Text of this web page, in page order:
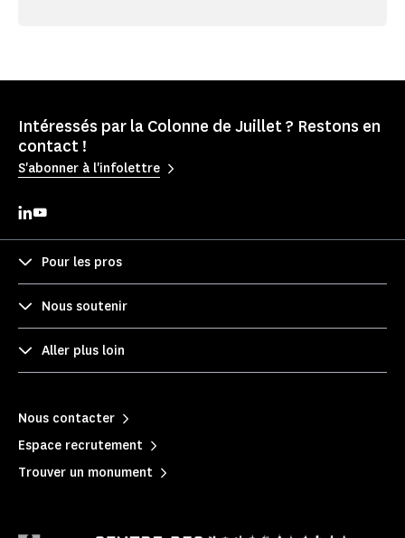
Intéressés par la Colonne de Juillet ? Restons en
contact !
S'abonner à l'infolettre
Pour les pros
Nous soutenir
Aller plus loin
Nous contacter
Espace recrutement
Trouver un monument